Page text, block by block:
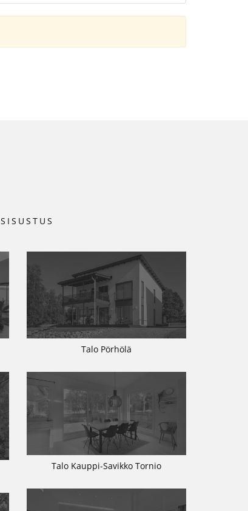
SISUSTUS
Talo Pörhölä
Talo Kauppi-Savikko Tornio